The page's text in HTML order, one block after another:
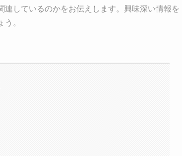
しているのかをお伝えします。興味深い情報を
。